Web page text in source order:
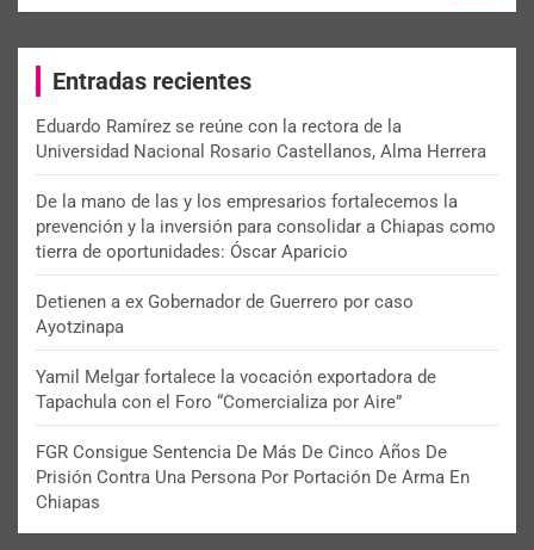
c
Entradas recientes
Eduardo Ramírez se reúne con la rectora de la
Universidad Nacional Rosario Castellanos, Alma Herrera
De la mano de las y los empresarios fortalecemos la
prevención y la inversión para consolidar a Chiapas como
tierra de oportunidades: Óscar Aparicio
Detienen a ex Gobernador de Guerrero por caso
Ayotzinapa
Yamil Melgar fortalece la vocación exportadora de
Tapachula con el Foro “Comercializa por Aire”
FGR Consigue Sentencia De Más De Cinco Años De
Prisión Contra Una Persona Por Portación De Arma En
Chiapas